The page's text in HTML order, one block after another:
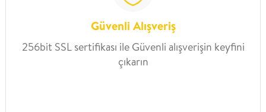
Güvenli Alışveriş
256bit SSL sertifikası ile Güvenli alışverişin keyfini
çıkarın